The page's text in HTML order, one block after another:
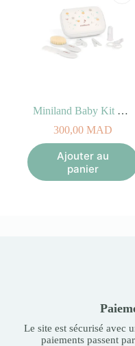
Miniland Baby Kit Valencia
300,00 MAD
Ajouter au
panier
Le site est sécurisé avec
paiements passent